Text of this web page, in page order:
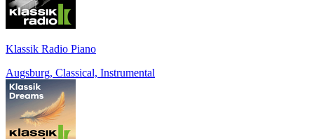
Klassik Radio Piano
Augsburg, Classical, Instrumental